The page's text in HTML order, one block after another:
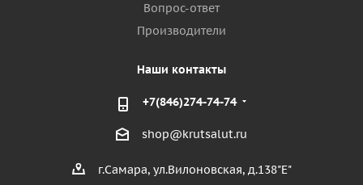
Вопрос-ответ
Производители
Наши контакты
+7(846)274-74-74
shop@krutsalut.ru
г.Самара, ул.Вилоновская, д.138"Е"